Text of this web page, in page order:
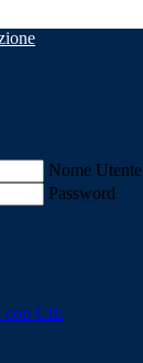
Nome Utente
Password
con CIE